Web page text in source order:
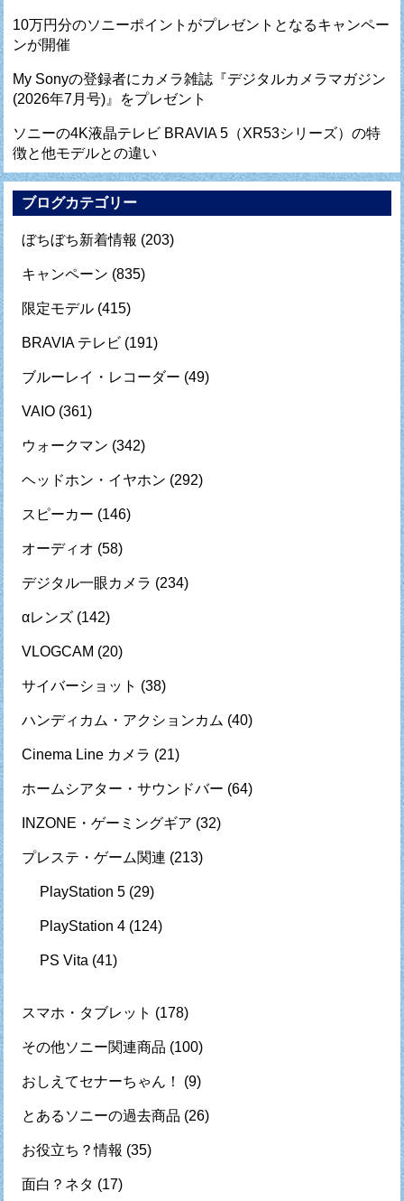
10万円分のソニーポイントがプレゼントとなるキャンペー
ンが開催
My Sonyの登録者にカメラ雑誌『デジタルカメラマガジン
(2026年7月号)』をプレゼント
ソニーの4K液晶テレビ BRAVIA 5（XR53シリーズ）の特
徴と他モデルとの違い
ブログカテゴリー
ぼちぼち新着情報 (203)
キャンペーン (835)
限定モデル (415)
BRAVIA テレビ (191)
ブルーレイ・レコーダー (49)
VAIO (361)
ウォークマン (342)
ヘッドホン・イヤホン (292)
スピーカー (146)
オーディオ (58)
デジタル一眼カメラ (234)
αレンズ (142)
VLOGCAM (20)
サイバーショット (38)
ハンディカム・アクションカム (40)
Cinema Line カメラ (21)
ホームシアター・サウンドバー (64)
INZONE・ゲーミングギア (32)
プレステ・ゲーム関連 (213)
PlayStation 5 (29)
PlayStation 4 (124)
PS Vita (41)
スマホ・タブレット (178)
その他ソニー関連商品 (100)
おしえてセナーちゃん！ (9)
とあるソニーの過去商品 (26)
お役立ち？情報 (35)
面白？ネタ (17)